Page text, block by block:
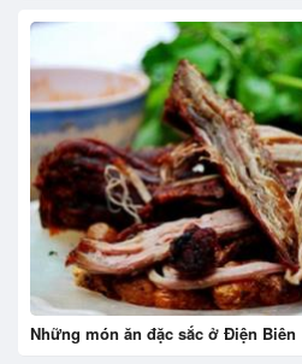
Những món ăn đặc sắc ở Điện Biên